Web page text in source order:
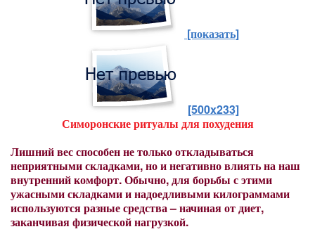
[показать]
[500x233]
Симоронские ритуалы для похудения
Лишний вес способен не только откладываться
неприятными складками, но и негативно влиять на наш
внутренний комфорт. Обычно, для борьбы с этими
ужасными складками и надоедливыми килограммами
используются разные средства – начиная от диет,
заканчивая физической нагрузкой.